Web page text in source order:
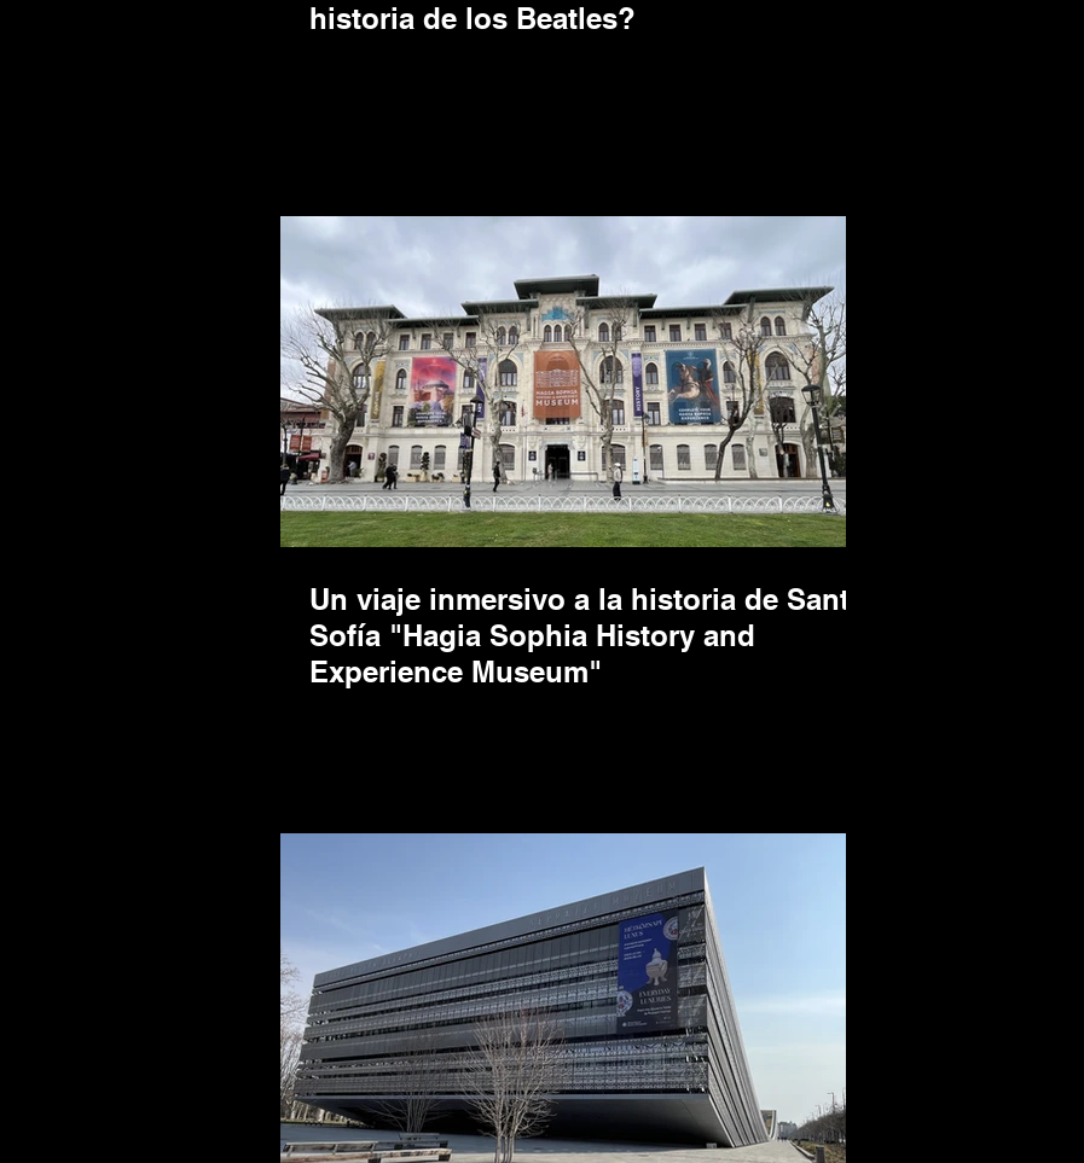
historia de los Beatles?
Un viaje inmersivo a la historia de Santa
Sofía "Hagia Sophia History and
Experience Museum"